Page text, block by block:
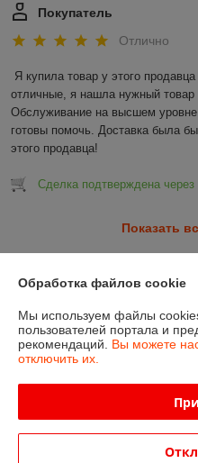
Покупатель
Отлично
Я купила товар у этого
отличные, я нашла нужный товар
Обслуживание на высшем
готовы помочь. Доставка была
этого продавца!
Сделка подтверждена через
Показать
О нас
Контакты
График работы
Обработка файлов cookie
Мы используем файлы
пользователей портала и
рекомендаций. Вы можете
отключить их.